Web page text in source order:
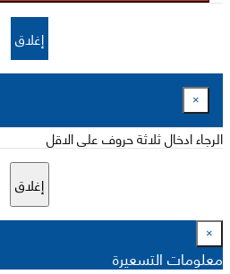
إغلاق
×
الرجاء ادخال ثلاثة حروف على الاقل
إغلاق
×
معلومات التسعيرة